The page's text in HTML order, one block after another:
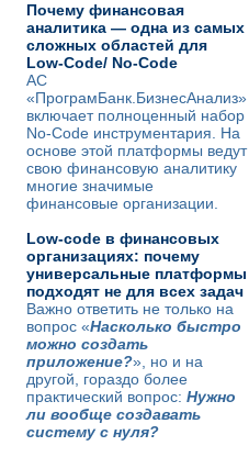
Почему финансовая
аналитика — одна из самых
сложных областей для
Low-Code/ No-Code
АС
«ПрограмБанк.БизнесАнализ»
включает полноценный набор
No-Code инструментария. На
основе этой платформы ведут
свою финансовую аналитику
многие значимые
финансовые организации.
Low-code в финансовых
организациях: почему
универсальные платформы
подходят не для всех задач
Важно ответить не только на
вопрос «Насколько быстро
можно создать
приложение?», но и на
другой, гораздо более
практический вопрос: Нужно
ли вообще создавать
систему с нуля?